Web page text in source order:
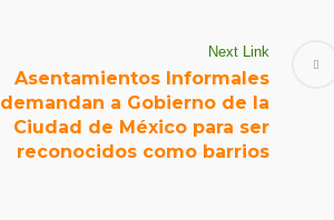
Next Link
Asentamientos Informales
demandan a Gobierno de la
Ciudad de México para ser
reconocidos como barrios